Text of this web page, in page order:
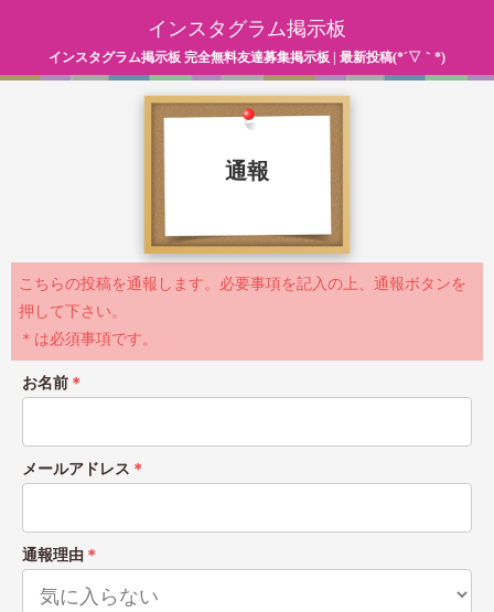
インスタグラム掲示板
インスタグラム掲示板 完全無料友達募集掲示板 | 最新投稿(*´▽｀*)
通報
こちらの投稿を通報します。必要事項を記入の上、通報ボタンを
押して下さい。
＊は必須事項です。
お名前 ＊
メールアドレス ＊
通報理由 ＊